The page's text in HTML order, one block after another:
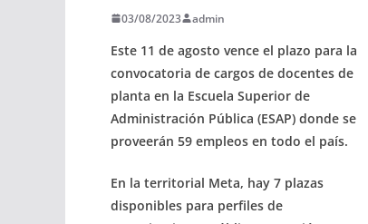
03/08/2023 admin
Este 11 de agosto vence el plazo para la
convocatoria de cargos de docentes de
planta en la Escuela Superior de
Administración Pública (ESAP) donde se
proveerán 59 empleos en todo el país.
En la territorial Meta, hay 7 plazas
disponibles para perfiles de